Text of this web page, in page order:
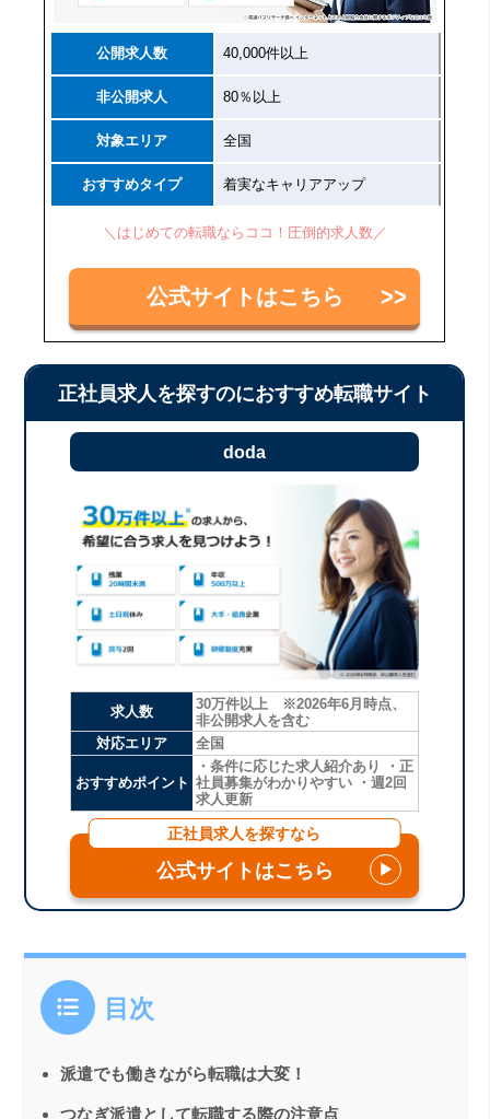
公開求人数 40,000件以上
非公開求人 80％以上
対象エリア 全国
おすすめタイプ 着実なキャリアアップ
＼はじめての転職ならココ！圧倒的求人数／
公式サイトはこちら
正社員求人を探すのにおすすめ転職サイト
doda
求人数
30万件以上 ※2026年6月時点、
非公開求人を含む
対応エリア
全国
おすすめポイント
・条件に応じた求人紹介あり ・正
社員募集がわかりやすい ・週2回
求人更新
正社員求人を探すなら
公式サイトはこちら ▶
目次
派遣でも働きながら転職は大変！
つなぎ派遣として転職する際の注意点